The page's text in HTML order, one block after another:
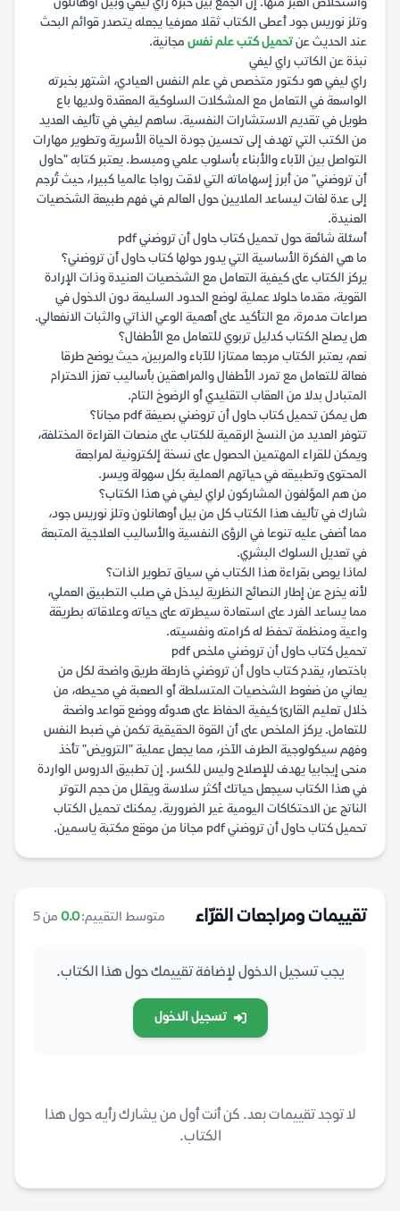
وتلز نوريس جود أعطى الكتاب ثقلا معرفيا يجعله يتصدر قوائم البحث
عند الحديث عنتحميل كتب علم نفس مجانية.
نبذة عن الكاتب راي ليفي
راي ليفي هو دكتور متخصص في علم النفس العيادي، اشتهر بخبرته
الواسعة في التعامل مع المشكلات السلوكية المعقدة ولديها باع
طويل في تقديم الاستشارات النفسية. ساهم ليفي في تأليف العديد
من الكتب التي تهدف إلى تحسين جودة الحياة الأسرية وتطوير مهارات
التواصل بين الآباء والأبناء بأسلوب علمي ومبسط. يعتبر كتابه "حاول
أن تروضني" من أبرز إسهاماته التي لاقت رواجا عالميا كبيرا، حيث تُرجم
إلى عدة لغات ليساعد الملايين حول العالم في فهم طبيعة الشخصيات
العنيدة.
أسئلة شائعة حول تحميل كتاب حاول أن تروضني pdf
ما هي الفكرة الأساسية التي يدور حولها كتاب حاول أن تروضني؟
يركز الكتاب على كيفية التعامل مع الشخصيات العنيدة وذات الإرادة
القوية، مقدما حلولا عملية لوضع الحدود السليمة دون الدخول في
صراعات مدمرة، مع التأكيد على أهمية الوعي الذاتي والثبات الانفعالي.
هل يصلح الكتاب كدليل تربوي للتعامل مع الأطفال؟
نعم، يعتبر الكتاب مرجعا ممتازا للآباء والمربين، حيث يوضح طرقا
فعالة للتعامل مع تمرد الأطفال والمراهقين بأساليب تعزز الاحترام
المتبادل بدلا من العقاب التقليدي أو الرضوخ التام.
هل يمكن تحميل كتاب حاول أن تروضني بصيغة pdf مجانا؟
تتوفر العديد من النسخ الرقمية للكتاب على منصات القراءة المختلفة،
ويمكن للقراء المهتمين الحصول على نسخة إلكترونية لمراجعة
المحتوى وتطبيقه في حياتهم العملية بكل سهولة ويسر.
من هم المؤلفون المشاركون لراي ليفي في هذا الكتاب؟
شارك في تأليف هذا الكتاب كل من بيل أوهانلون وتلز نوريس جود،
مما أضفى عليه تنوعا في الرؤى النفسية والأساليب العلاجية المتبعة
في تعديل السلوك البشري.
لماذا يوصى بقراءة هذا الكتاب في سياق تطوير الذات؟
لأنه يخرج عن إطار النصائح النظرية ليدخل في صلب التطبيق العملي،
مما يساعد الفرد على استعادة سيطرته على حياته وعلاقاته بطريقة
واعية ومنظمة تحفظ له كرامته ونفسيته.
تحميل كتاب حاول أن تروضني ملخص pdf
باختصار، يقدم كتاب حاول أن تروضني خارطة طريق واضحة لكل من
يعاني من ضغوط الشخصيات المتسلطة أو الصعبة في محيطه، من
خلال تعليم القارئ كيفية الحفاظ على هدوئه ووضع قواعد واضحة
للتعامل. يركز الملخص على أن القوة الحقيقية تكمن في ضبط النفس
وفهم سيكولوجية الطرف الآخر، مما يجعل عملية "الترويض" تأخذ
منحى إيجابيا يهدف للإصلاح وليس للكسر. إن تطبيق الدروس الواردة
في هذا الكتاب سيجعل حياتك أكثر سلاسة ويقلل من حجم التوتر
الناتج عن الاحتكاكات اليومية غير الضرورية. يمكنك تحميل الكتاب
تحميل كتاب حاول أن تروضني pdf مجانا من موقع مكتبة ياسمين.
تقييمات ومراجعات القرّاء متوسط التقييم:0.0 من 5
يجب تسجيل الدخول لإضافة تقييمك حول هذا الكتاب.
تسجيل الدخول
لا توجد تقييمات بعد. كن أنت أول من يشارك رأيه حول هذا
الكتاب.